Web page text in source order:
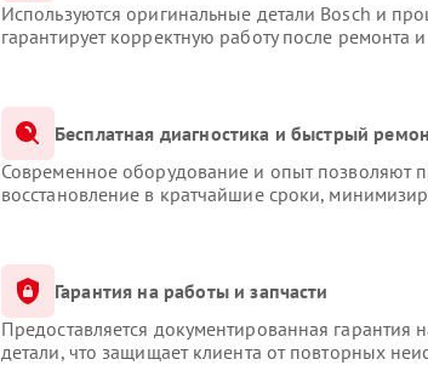
Используются оригинальные детали Bosch и
гарантирует корректную работу после ремонта
Бесплатная диагностика и быстрый
Современное оборудование и опыт позволяют
восстановление в кратчайшие сроки,
Гарантия на работы и запчасти
Предоставляется документированная
детали, что защищает клиента от повторных